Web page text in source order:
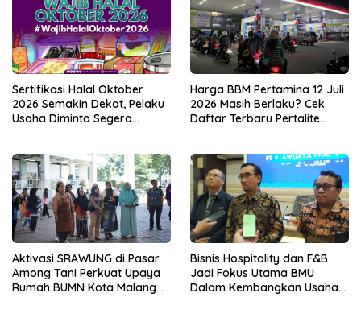
Sertifikasi Halal Oktober
2026 Semakin Dekat, Pelaku
Usaha Diminta Segera
Harga BBM Pertamina 12 Juli
2026 Masih Berlaku? Cek
Daftar Terbaru Pertalite
Aktivasi SRAWUNG di Pasar
Among Tani Perkuat Upaya
Rumah BUMN Kota Malang
Bisnis Hospitality dan F&B
Jadi Fokus Utama BMU
Dalam Kembangkan Usaha